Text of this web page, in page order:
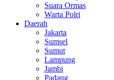
Suara Ormas
Warta Polri
Daerah
Jakarta
Sumsel
Sumut
Lampung
Jambi
Padang